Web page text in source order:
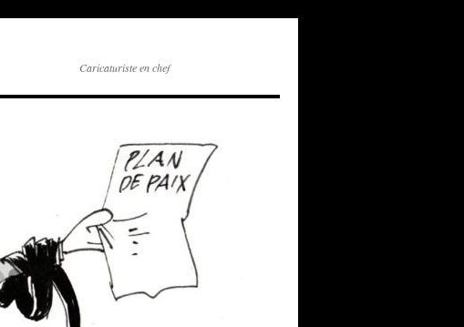
Caricaturiste en chef